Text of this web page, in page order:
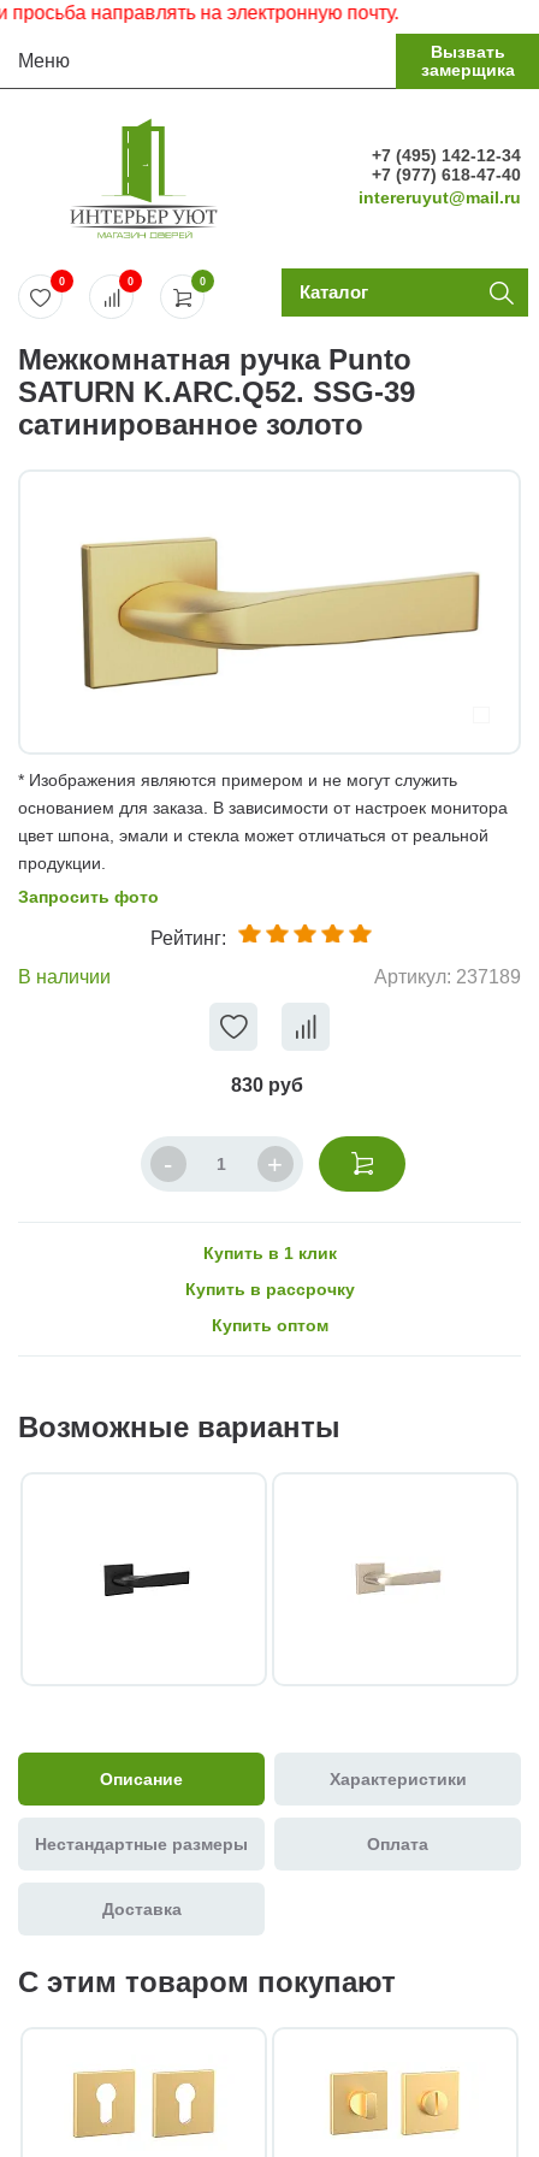
направлять на электронную почту.
Меню
Вызвать
замерщика
+7 (495) 142-12-34
+7 (977) 618-47-40
intereruyut@mail.ru
0
0 0 Каталог
Межкомнатная ручка Punto
SATURN K.ARC.Q52. SSG-39
сатинированное золото
* Изображения являются примером и не могут служить
основанием для заказа. В зависимости от настроек монитора
цвет шпона, эмали и стекла может отличаться от реальной
продукции.
Запросить фото
Рейтинг:
В наличии
Артикул: 237189
830 руб
Купить в 1 клик
Купить в рассрочку
Купить оптом
Возможные варианты
Описание Характеристики
Нестандартные размеры Оплата
Доставка
С этим товаром покупают